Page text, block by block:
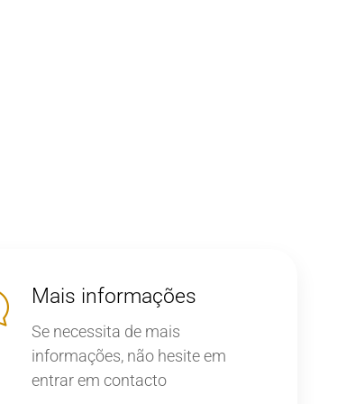
Mais informações
Se necessita de mais
informações, não hesite em
entrar em contacto